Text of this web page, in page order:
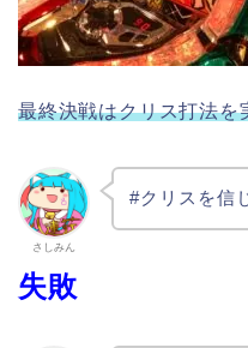
最終決戦はクリス打法を
さしみん
#クリスを信
失敗